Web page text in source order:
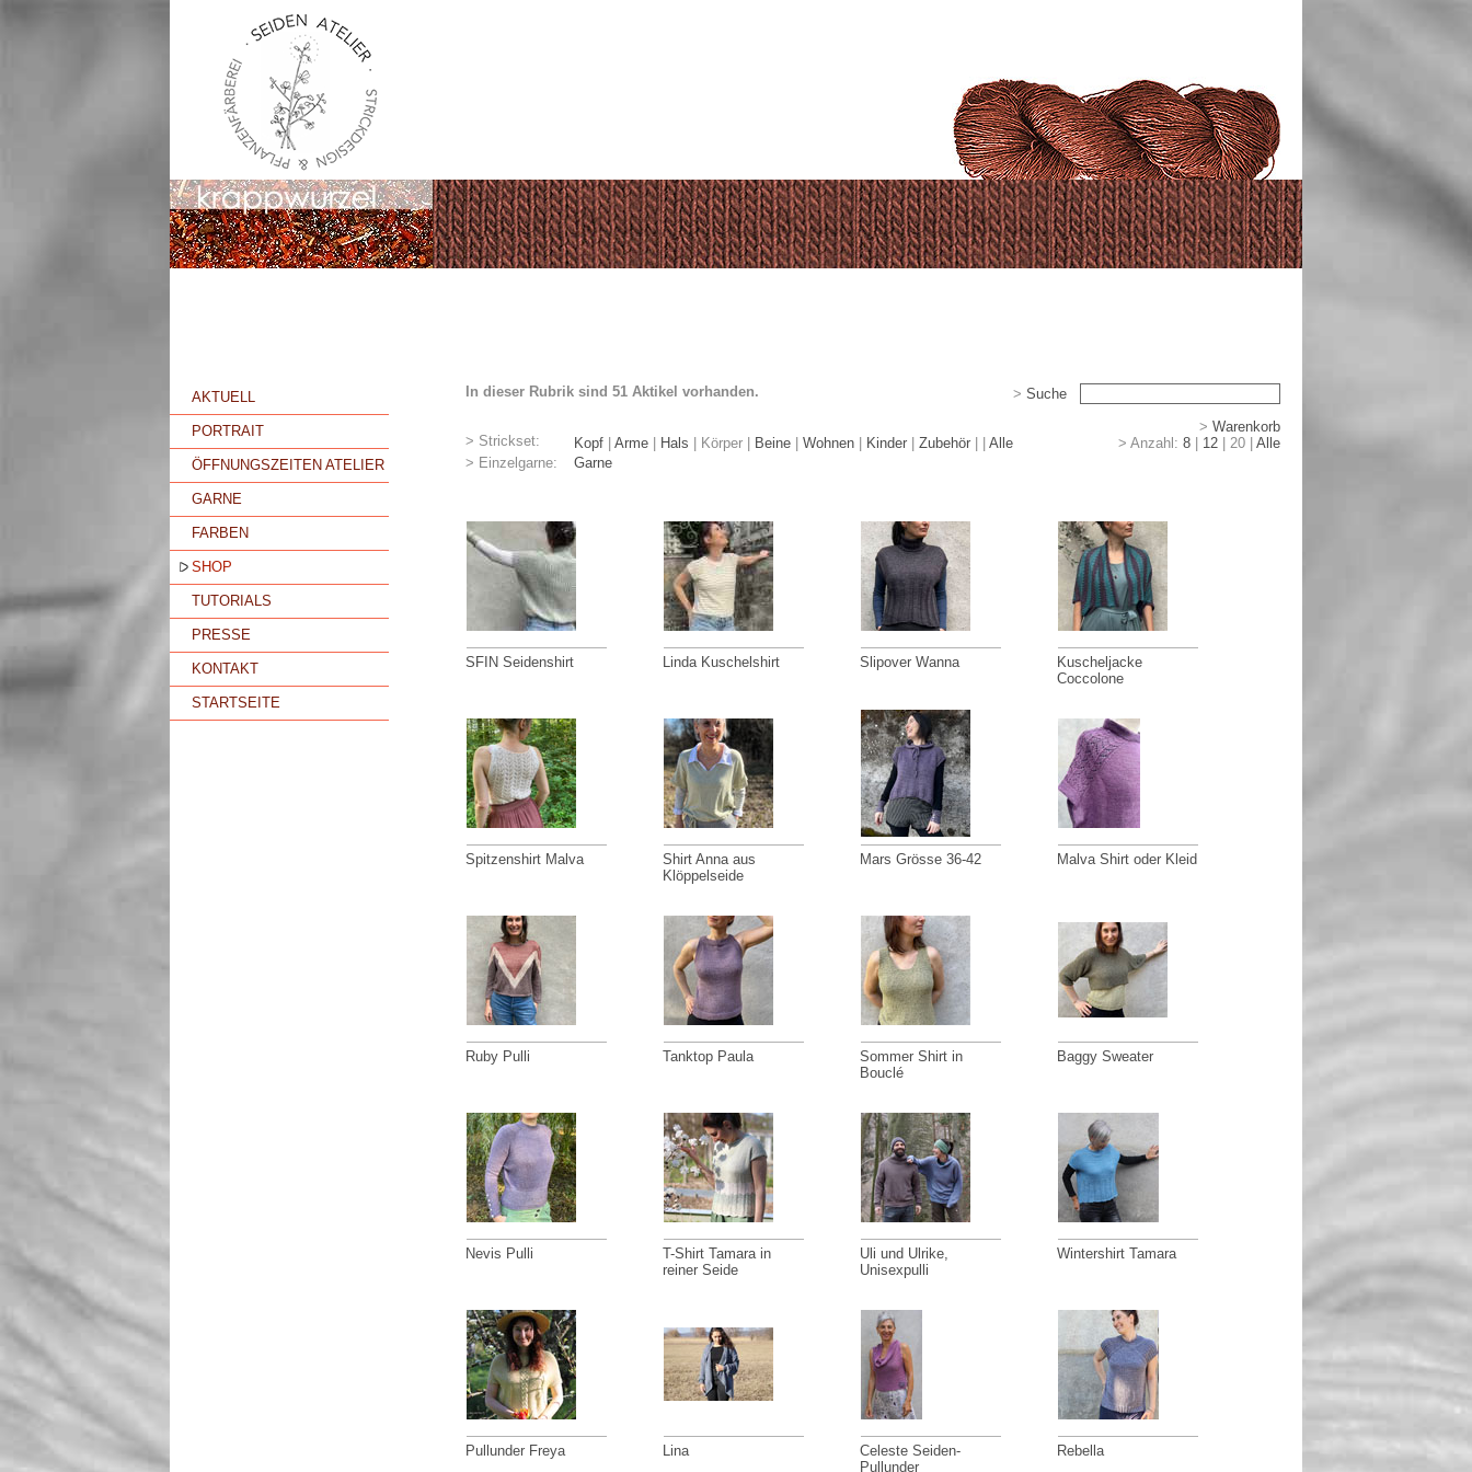
AKTUELL
PORTRAIT
ÖFFNUNGSZEITEN ATELIER
GARNE
FARBEN
SHOP
TUTORIALS
PRESSE
KONTAKT
STARTSEITE
In dieser Rubrik sind 51 Aktikel vorhanden.
> Strickset: Kopf Arme Hals Körper Beine Wohnen Kinder Zubehör
Alle
> Einzelgarne:
Garne
> Suche
> Warenkorb
> Anzahl: 8 12 20 Alle
SFIN Seidenshirt Linda Kuschelshirt Slipover Wanna
Kuscheljacke
Coccolone
Spitzenshirt Malva
Shirt Anna aus
Klöppelseide
Mars Grösse 36-42 Malva Shirt oder Kleid
Ruby Pulli Tanktop Paula
Sommer Shirt in
Bouclé
Baggy Sweater
Nevis Pulli
T-Shirt Tamara in
reiner Seide
Uli und Ulrike,
Unisexpulli
Wintershirt Tamara
Pullunder Freya Lina
Celeste Seiden-
Pullunder
Rebella